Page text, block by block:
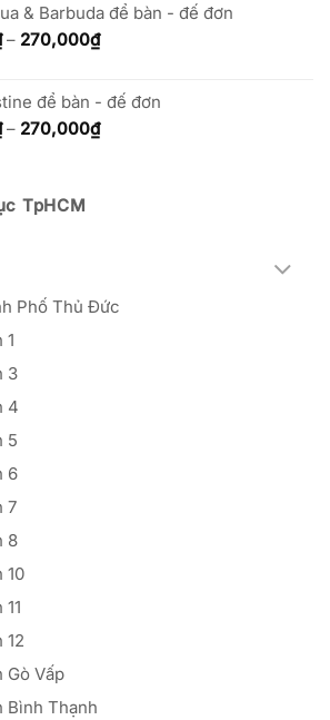
80,000₫
đến
270,000₫
& Barbuda để bàn - đế đơn
– 270,000₫Khoảng
80,000₫
đến
270,000₫
để bàn - đế đơn
– 270,000₫Khoảng
TpHCM
Phố Thủ Đức
1
3
4
5
6
7
8
10
12
Gò Vấp
Bình Thạnh